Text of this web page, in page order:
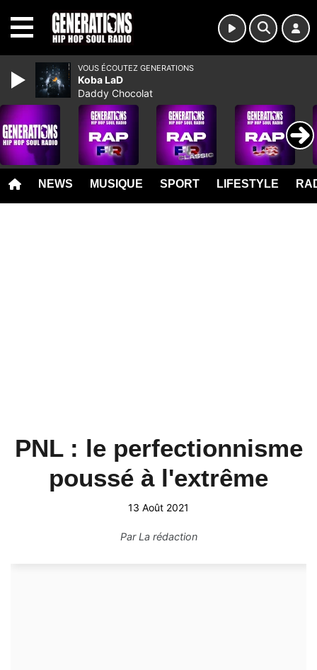
NEWS MUSIQUE SPORT LIFESTYLE
PNL : le perfectionnisme
poussé à l'extrême
13 Août 2021
ParLa rédaction
VOUS ÉCOUTEZ GENERATIONS
Koba LaD
Daddy Chocolat